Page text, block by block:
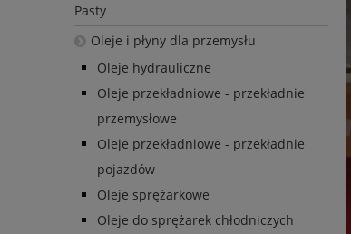
Pasty
Oleje i płyny dla przemysłu
Oleje hydrauliczne
Oleje przekładniowe - przekładnie
przemysłowe
Oleje przekładniowe - przekładnie
pojazdów
Oleje sprężarkowe
Oleje do sprężarek chłodniczych